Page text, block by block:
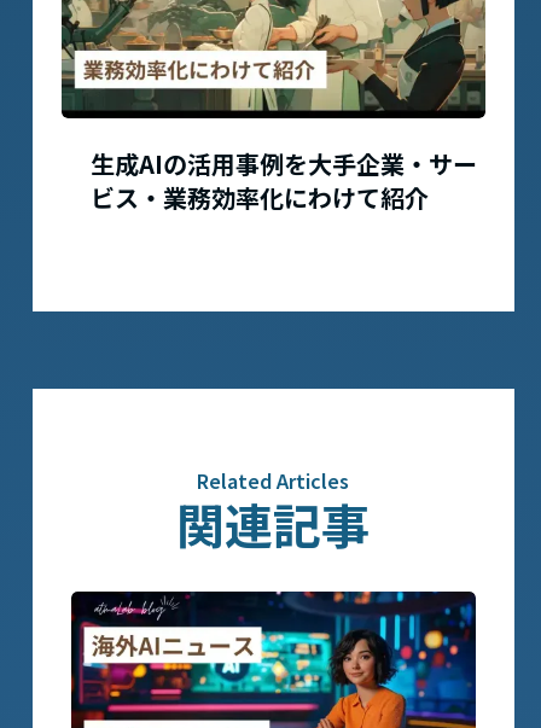
生成AIの活用事例を大手企業・サー
ビス・業務効率化にわけて紹介
Related Articles
関連記事